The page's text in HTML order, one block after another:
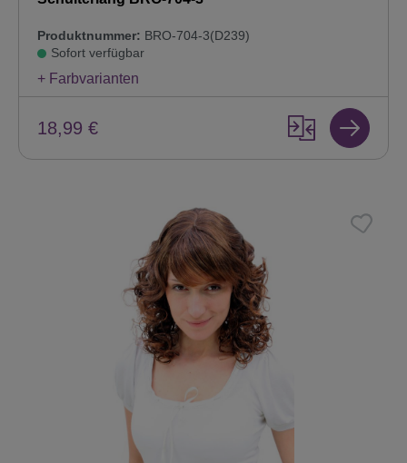
Produktnummer: BRO-704-3(D239)
Sofort verfügbar
+ Farbvarianten
18,99 €